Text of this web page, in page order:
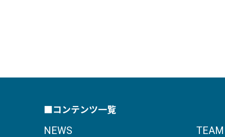
■コンテンツ一覧
NEWS
TEAM